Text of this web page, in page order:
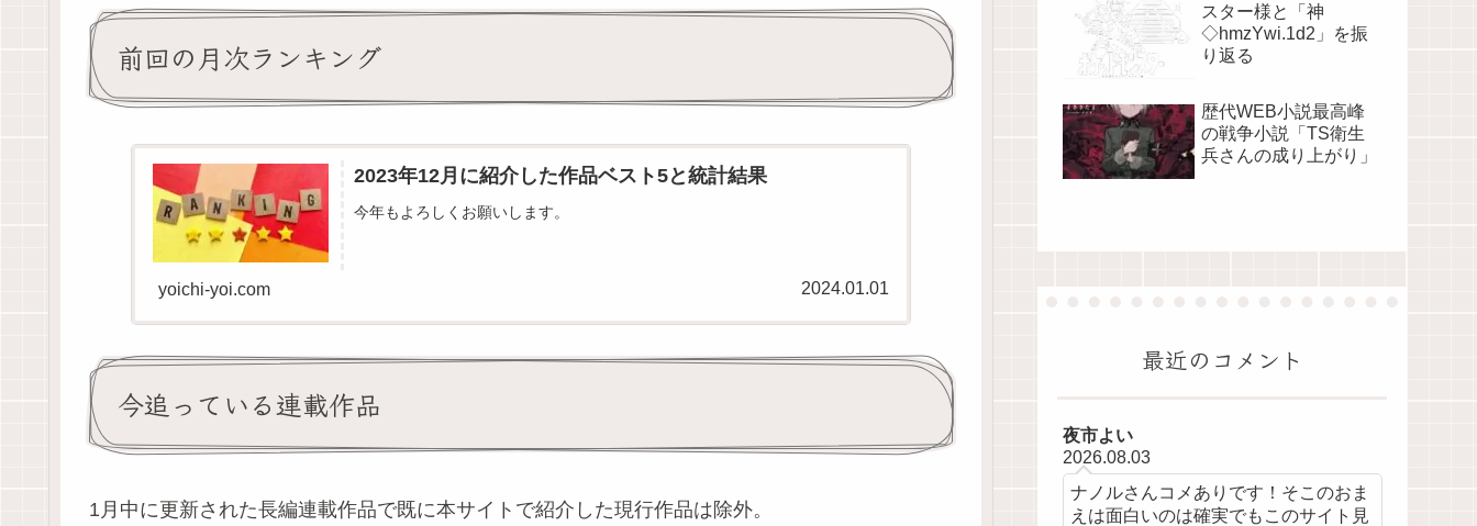
前回の月次ランキング
2023年12月に紹介した作品ベスト5と統計結果
今年もよろしくお願いします。
yoichi-yoi.com 2024.01.01
今追っている連載作品
1月中に更新された長編連載作品で既に本サイトで紹介した現行作品は除外。
スター様と「神
◇hmzYwi.1d2」を振
り返る
歴代WEB小説最高峰
の戦争小説「TS衛生
兵さんの成り上がり」
最近のコメント
夜市よい
2026.08.03
ナノルさんコメありです！そこのおま
えは面白いのは確実でもこのサイト見